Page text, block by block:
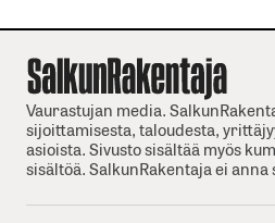
Vaurastujan media.
sijoittamisesta, taloudesta,
asioista. Sivusto sisältää myös
sisältöä. SalkunRakentaja ei